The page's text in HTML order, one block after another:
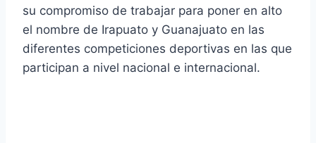
su compromiso de trabajar para poner en alto
el nombre de Irapuato y Guanajuato en las
diferentes competiciones deportivas en las que
participan a nivel nacional e internacional.